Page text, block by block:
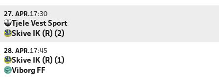
27. APR.17:30
Tjele Vest Sport
Skive IK (R) (2)
28. APR.17:45
Skive IK (R) (1)
Viborg FF